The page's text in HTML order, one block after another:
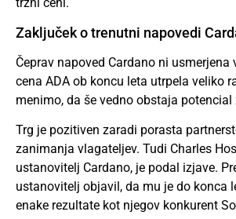
tržni ceni.
Zaključek o trenutni napovedi
Čeprav napoved Cardano ni usmerjena
cena ADA ob koncu leta utrpela veliko
menimo, da še vedno obstaja potencial
Trg je pozitiven zaradi porasta
zanimanja vlagateljev. Tudi Charles
ustanovitelj Cardano, je podal izjave.
ustanovitelj objavil, da mu je do konca
enake rezultate kot njegov konkurent